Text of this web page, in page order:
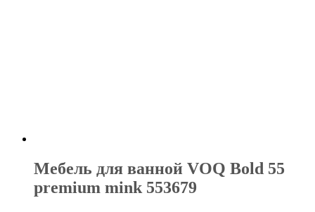
Мебель для ванной VOQ Bold 55
premium mink 553679